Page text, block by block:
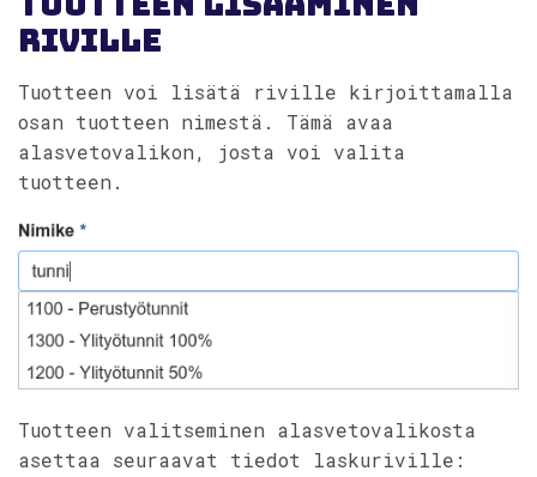
riville
Tuotteen voi lisätä riville kirjoittamalla
osan tuotteen nimestä. Tämä avaa
alasvetovalikon, josta voi valita
tuotteen.
Tuotteen valitseminen alasvetovalikosta
asettaa seuraavat tiedot laskuriville: